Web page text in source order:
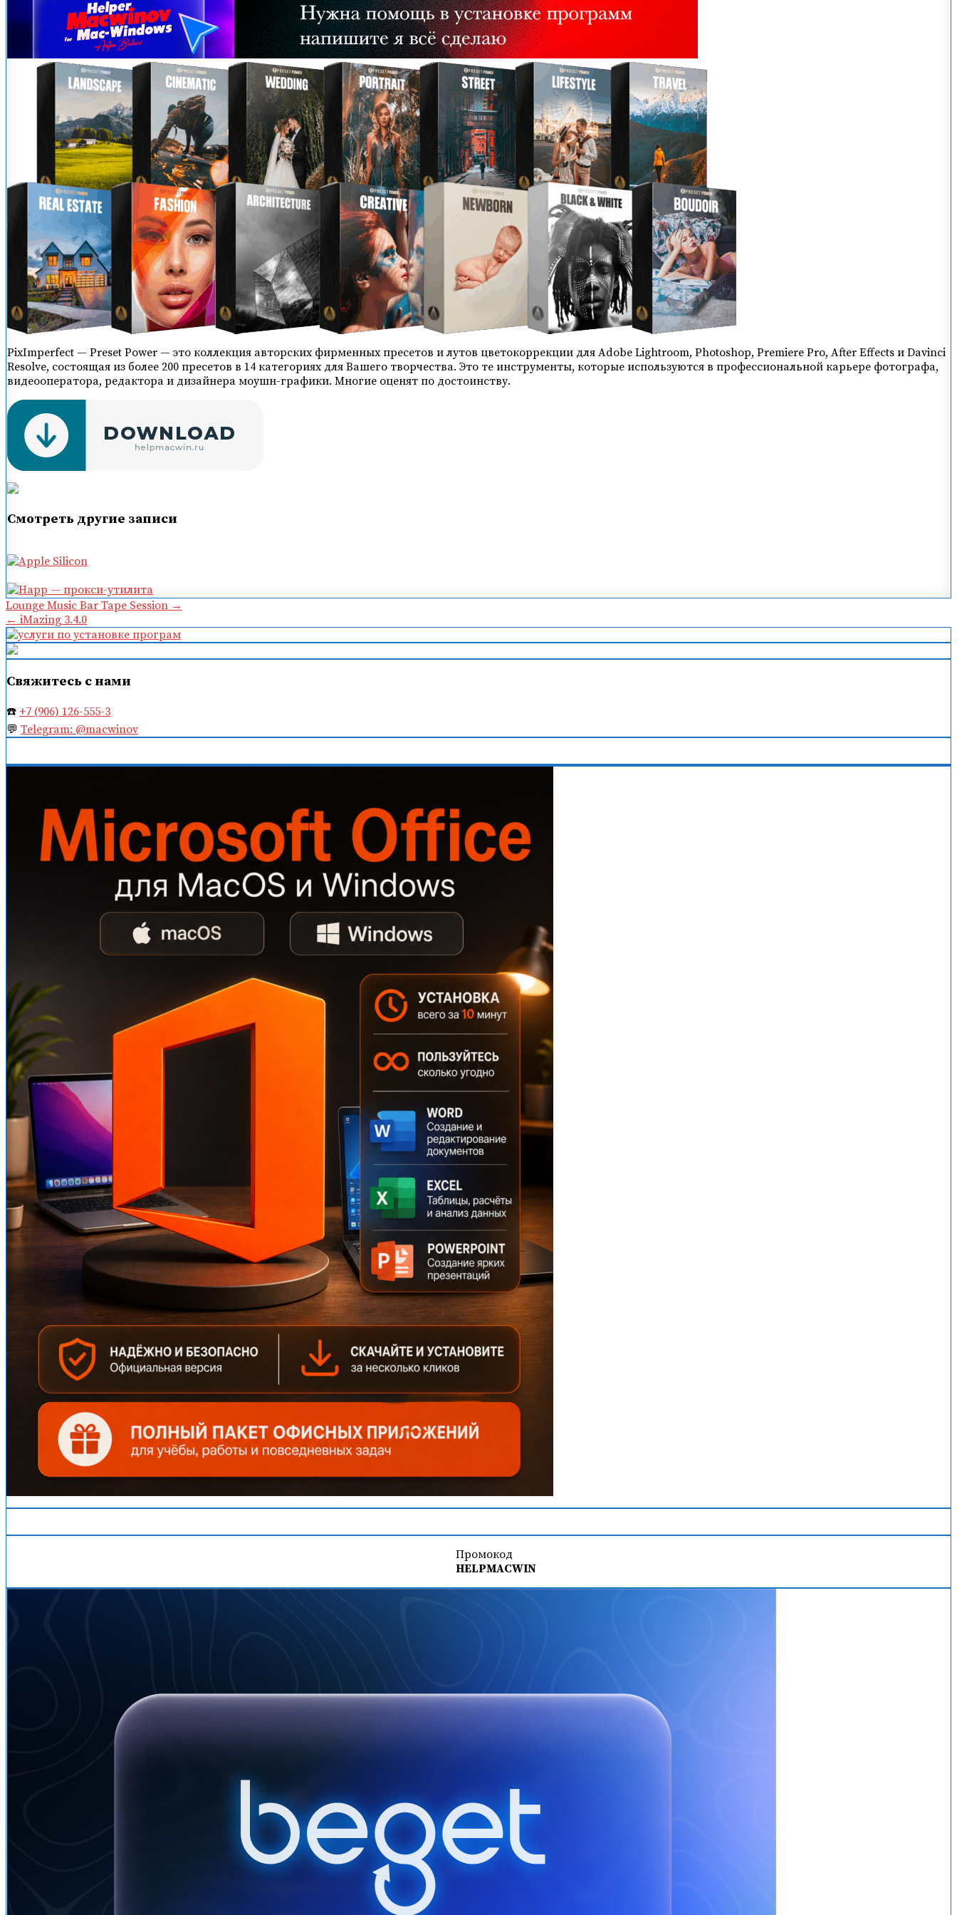
PixImperfect — Preset Power — это коллекция авторских фирменных пресетов и лутов цветокоррекции для Adobe Lightroom, Photoshop, Premiere Pro, After Effects и Davinci
Resolve, состоящая из более 200 пресетов в 14 категориях для Вашего творчества. Это те инструменты, которые используются в профессиональной карьере фотографа,
видеооператора, редактора и дизайнера моушн-графики. Многие оценят по достоинству.
Смотреть другие записи
Навигация
по
записям
Lounge Music Bar Tape Session →
← iMazing 3.4.0
Свяжитесь с нами
☎️ +7 (906) 126-555-3
💬 Telegram: @macwinov
Промокод
HELPMACWIN